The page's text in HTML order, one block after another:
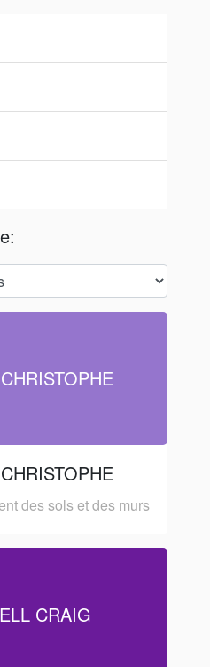
des sols et des murs
CRAIG